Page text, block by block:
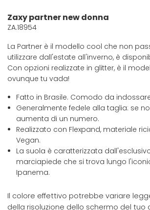
Zaxy partner new donna
ZA.18954
La Partner è il modello cool che non
utilizzare dall'estate all'inverno, è
Con opzioni realizzate in glitter, è il
ovunque tu vada!
Fatto in Brasile. Comodo da
Generalmente fedele alla taglia: se
aumenta di un numero.
Realizzato con Flexpand, materiale
Vegan.
La suola è caratterizzata
marciapiede che si trova lungo
Ipanema.
Il colore effettivo potrebbe variare
della risoluzione dello schermo del tuo